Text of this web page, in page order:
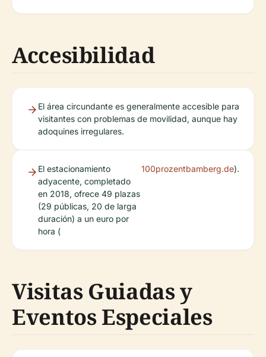
Accesibilidad
El área circundante es generalmente accesible para
visitantes con problemas de movilidad, aunque hay
adoquines irregulares.
El estacionamiento
adyacente, completado
en 2018, ofrece 49 plazas
(29 públicas, 20 de larga
duración) a un euro por
hora (
100prozentbamberg.de).
Visitas Guiadas y
Eventos Especiales